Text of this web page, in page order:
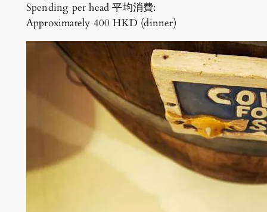
Spending per head 平均消費:
Approximately 400 HKD (dinner)